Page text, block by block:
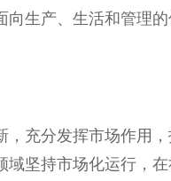
生产、生活和管理
充分发挥市场作用
坚持市场化运行，